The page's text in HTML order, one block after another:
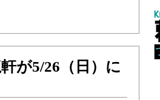
が5/26（日）に